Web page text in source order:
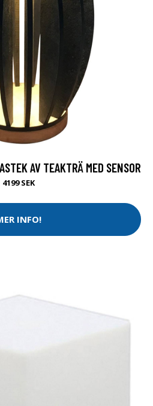
AV TEAKTRÄ MED SENSOR
4199 SEK
INFO!